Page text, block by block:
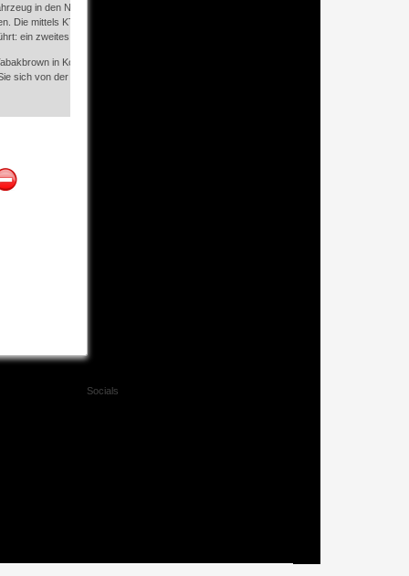
in den Niederlanden als USA Reimport erworben und anschließend der
Die mittels KTL Beschichtung geschützte Karosse wurde von Meisterhand nun Stück für
ein zweites Autoleben als hochexklusives Sammlerobjekt.
in Kombination mit cognacfarbenem Leder verspricht einen stilsicheren Auftritt,
sich von der Perfektion dieser Pagode umgarnen und erfahren Sie die Leidenschaft.
Socials